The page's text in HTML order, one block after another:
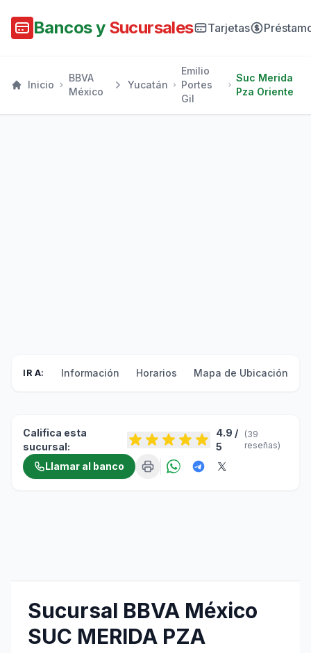
Bancos y Sucursales Tarjetas
Inicio
BBVA
México
Yucatán
Emilio
Portes
Gil
Suc Merida
Pza Oriente
IR A: Información Horarios Mapa de Ubicación
Califica esta
sucursal:
4.9 /
5
(39
reseñas)
Llamar al banco
Sucursal BBVA México
SUC MERIDA PZA